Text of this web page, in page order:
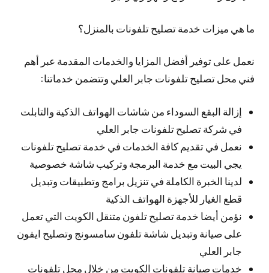
ما هي ميزات خدمة تصليح تلفونات بالمنزل؟
نعمل على توفير أفضل المزايا والخدمات المقدمة عبر أهم
فني محل تصليح تلفونات جابر العلي وتتضمن خدماتنا:
إزالة البقع السوداء من شاشات الهواتف الذكية والتابلت
في شركة تصليح تلفونات جابر العلي
نعمل في تقديم كافة الخدمات في خدمة تصليح تلفونات
يجي البيت مع خدمة البرمجة وتركيب شاشة خصوصية
لدينا الخبرة الكاملة في تنزيل برامج وتطبيقات وتبديل
قطع الغيار للأجهزة الهواتف الذكية
نؤمن أيضا خدمة تصليح تلفون متنقل الكويت التي تعمل
على صيانة وتبديل شاشة تلفون سامسونج وتصليح ايفون
جابر العلي
خدمات صيانة تلفونات الكويت من خلال محل تلفونات